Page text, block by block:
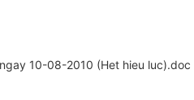
10-08-2010 (Het hieu luc).doc